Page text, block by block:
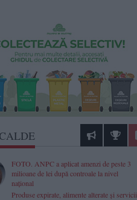
FOTO. ANPC a aplicat amenzi de peste 3
milioane de lei după controale la nivel
național
Produse expirate, alimente alterate și servicii